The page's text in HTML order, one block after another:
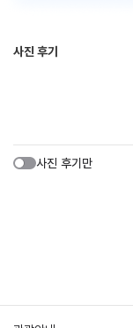
사진 후기
사진 후기만